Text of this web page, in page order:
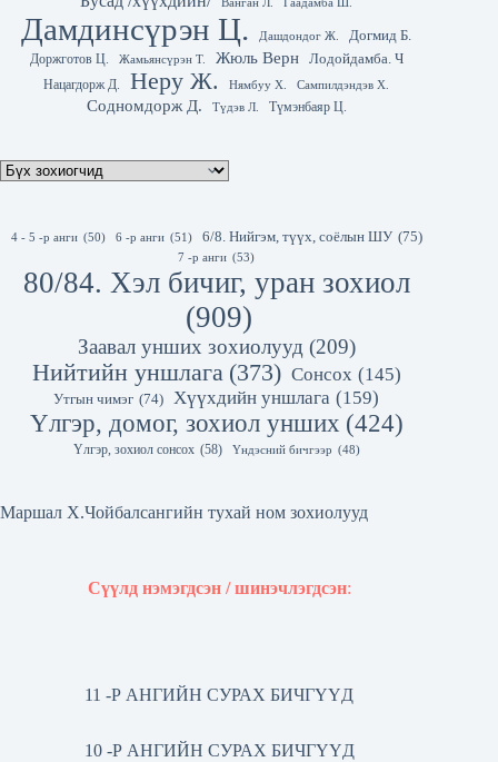
Дамдинсүрэн Ц. Дашдондог Ж.
Догмид Б.
Доржготов Ц.
Жамьянсүрэн Т. Жюль Верн Лодойдамба. Ч
Нацагдорж Д. Неру Ж. Нямбуу Х. Сампилдэндэв Х.
Содномдорж Д. Түдэв Л. Түмэнбаяр Ц.
4 - 5 -р анги (50) 6 -р анги (51) 6/8. Нийгэм, түүх, соёлын ШУ (75)
7 -р анги (53)
80/84. Хэл бичиг, уран зохиол
(909)
Заавал унших зохиолууд (209)
Нийтийн уншлага (373) Сонсох (145)
Утгын чимэг (74) Хүүхдийн уншлага (159)
Үлгэр, домог, зохиол унших (424)
Үлгэр, зохиол сонсох (58) Үндэсний бичгээр (48)
Маршал Х.Чойбалсангийн тухай ном зохиолууд
Сүүлд нэмэгдсэн / шинэчлэгдсэн:
11 -Р АНГИЙН СУРАХ БИЧГҮҮД
10 -Р АНГИЙН СУРАХ БИЧГҮҮД